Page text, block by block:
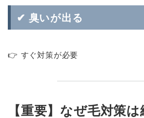
✔ 臭いが出る
👉 すぐ対策が必要
【重要】なぜ毛対策